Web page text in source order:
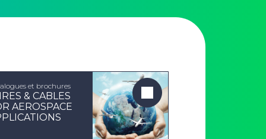
et brochures
& CABLES
AEROSPACE